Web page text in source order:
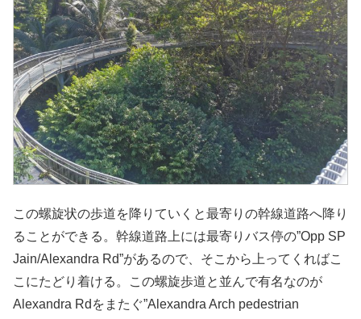
この螺旋状の歩道を降りていくと最寄りの幹線道路へ降り
ることができる。幹線道路上には最寄りバス停の”Opp SP
Jain/Alexandra Rd”があるので、そこから上ってくればこ
こにたどり着ける。この螺旋歩道と並んで有名なのが
Alexandra Rdをまたぐ”Alexandra Arch pedestrian